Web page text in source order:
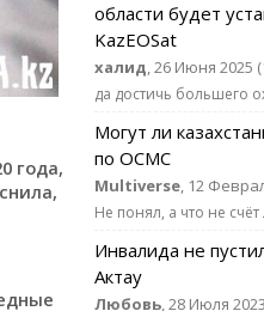
года,
области будет
KazEOSat
халид, 26 Июня 2025
да достичь большего
Могут ли
по ОСМС
Multiverse, 12
Не понял, а что не
Инвалида не
Актау
Любовь, 28 Июля